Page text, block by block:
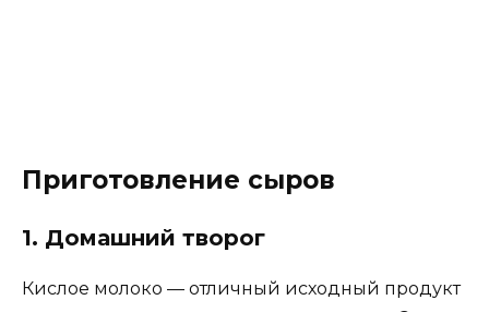
Приготовление сыров
1. Домашний творог
Кислое молоко — отличный исходный продукт